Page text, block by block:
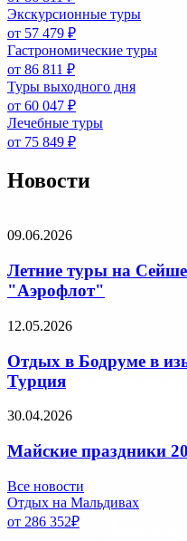
Экскурсионные туры
от 57 479 ₽
Гастрономические туры
от 86 811 ₽
Туры выходного дня
от 60 047 ₽
Лечебные туры
от 75 849 ₽
Новости
09.06.2026
Летние туры на
"Аэрофлот"
12.05.2026
Отдых в Бодруме в
Турция
30.04.2026
Майские праздники
Все новости
Отдых на Мальдивах
от 286 352₽